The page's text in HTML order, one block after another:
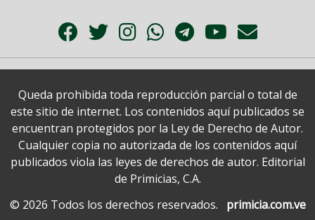
Queda prohibida toda reproducción parcial o total de
este sitio de internet. Los contenidos aquí publicados se
encuentran protegidos por la Ley de Derecho de Autor.
Cualquier copia no autorizada de los contenidos aquí
publicados viola las leyes de derechos de autor. Editorial
de Primicias, C.A.
© 2026 Todos los derechos reservados.
primicia.com.ve